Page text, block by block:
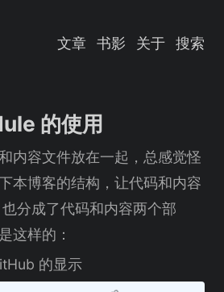
文章 书影 关于 搜索
的使用
内容文件放在一起，总感觉怪
本博客的结构，让代码和内容
分成了代码和内容两个部
这样的：
的显示